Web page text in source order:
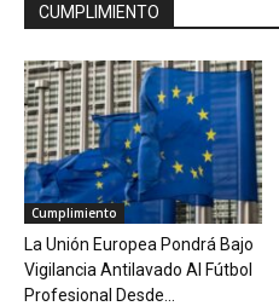
CUMPLIMIENTO
Cumplimiento
La Unión Europea Pondrá Bajo
Vigilancia Antilavado Al Fútbol
Profesional Desde...